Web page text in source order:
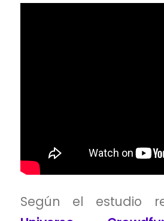
Según el estudio